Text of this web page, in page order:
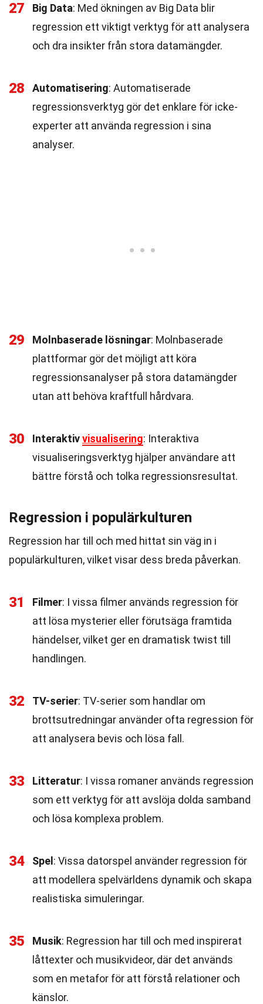
27 Big Data: Med ökningen av Big Data blir
regression ett viktigt verktyg för att analysera
och dra insikter från stora datamängder.
28 Automatisering: Automatiserade
regressionsverktyg gör det enklare för icke-
experter att använda regression i sina
analyser.
29 Molnbaserade lösningar: Molnbaserade
plattformar gör det möjligt att köra
regressionsanalyser på stora datamängder
utan att behöva kraftfull hårdvara.
30 Interaktivvisualisering: Interaktiva
visualiseringsverktyg hjälper användare att
bättre förstå och tolka regressionsresultat.
Regression i populärkulturen
Regression har till och med hittat sin väg in i
populärkulturen, vilket visar dess breda påverkan.
31 Filmer: I vissa filmer används regression för
att lösa mysterier eller förutsäga framtida
händelser, vilket ger en dramatisk twist till
handlingen.
32 TV-serier: TV-serier som handlar om
brottsutredningar använder ofta regression för
att analysera bevis och lösa fall.
33 Litteratur: I vissa romaner används regression
som ett verktyg för att avslöja dolda samband
och lösa komplexa problem.
34 Spel : Vissa datorspel använder regression för
att modellera spelvärldens dynamik och skapa
realistiska simuleringar.
35 Musik: Regression har till och med inspirerat
låttexter och musikvideor, där det används
som en metafor för att förstå relationer och
känslor.